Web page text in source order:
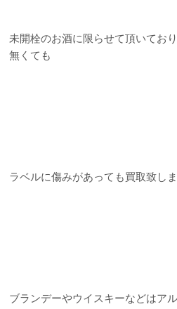
未開栓のお酒に限らせて頂いてお
無くても
ラベルに傷みがあっても買取致しま
ブランデーやウイスキーなどはア